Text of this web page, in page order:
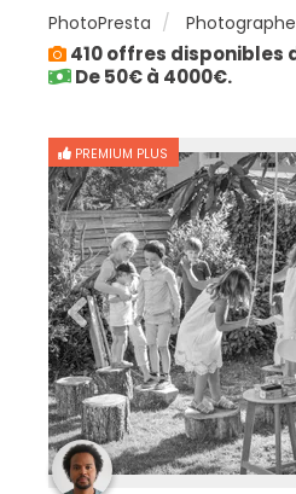
PhotoPresta
410 offres
De 50€ à 4000€.
PREMIUM PLUS